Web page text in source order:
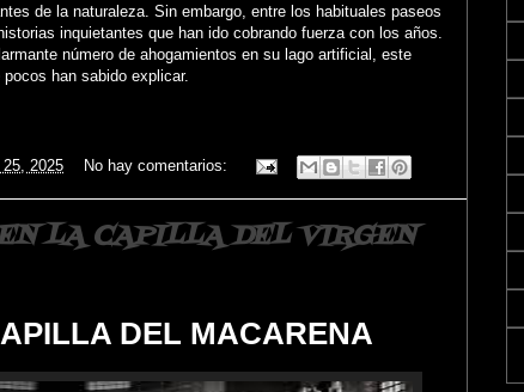
de la naturaleza. Sin embargo, entre los habituales paseos
inquietantes que han ido cobrando fuerza con los años.
número de ahogamientos en su lago artificial, este
han sabido explicar.
2025 No hay comentarios:
LA CAPILLA DEL VIRGEN
DEL MACARENA